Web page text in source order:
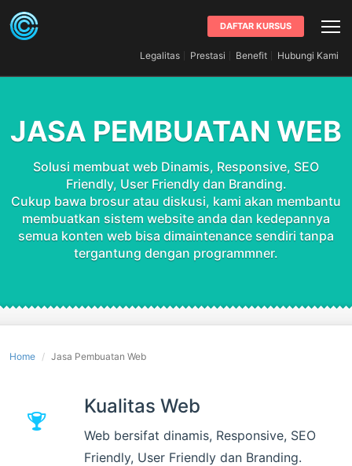
DAFTAR KURSUS
Legalitas Prestasi Benefit Hubungi Kami
JASA PEMBUATAN WEB
Solusi membuat web Dinamis, Responsive, SEO
Friendly, User Friendly dan Branding.
Cukup bawa brosur atau diskusi, kami akan membantu
membuatkan sistem website anda dan kedepannya
semua konten web bisa dimaintenance sendiri tanpa
tergantung dengan programmner.
Home Jasa Pembuatan Web
Kualitas Web
Web bersifat dinamis, Responsive, SEO
Friendly, User Friendly dan Branding.